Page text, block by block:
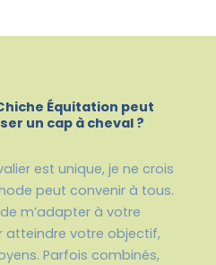
Équitation peut
un cap à cheval ?
est unique, je ne crois
peut convenir à tous.
m’adapter à votre
atteindre votre objectif,
Parfois combinés,